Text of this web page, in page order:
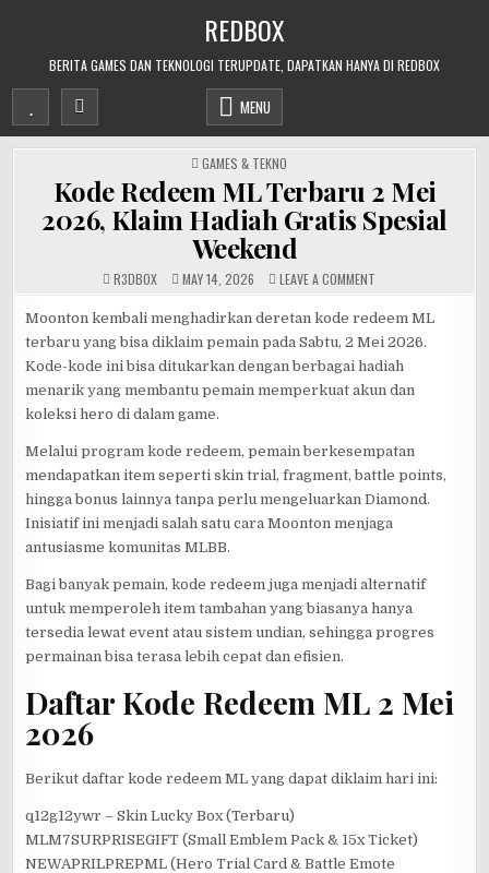
REDBOX
BERITA GAMES DAN TEKNOLOGI TERUPDATE, DAPATKAN HANYA DI REDBOX
MENU
POSTED
IN
GAMES & TEKNO
Kode Redeem ML Terbaru 2 Mei
2026, Klaim Hadiah Gratis Spesial
Weekend
R3DB0X MAY 14, 2026 LEAVE A COMMENT
ML
2
MEI
2026,
KLAIM
HADIAH
Moonton kembali menghadirkan deretan kode redeem ML
terbaru yang bisa diklaim pemain pada Sabtu, 2 Mei 2026.
Kode-kode ini bisa ditukarkan dengan berbagai hadiah
menarik yang membantu pemain memperkuat akun dan
koleksi hero di dalam game.
Melalui program kode redeem, pemain berkesempatan
mendapatkan item seperti skin trial, fragment, battle points,
hingga bonus lainnya tanpa perlu mengeluarkan Diamond.
Inisiatif ini menjadi salah satu cara Moonton menjaga
antusiasme komunitas MLBB.
Bagi banyak pemain, kode redeem juga menjadi alternatif
untuk memperoleh item tambahan yang biasanya hanya
tersedia lewat event atau sistem undian, sehingga progres
permainan bisa terasa lebih cepat dan efisien.
Daftar Kode Redeem ML 2 Mei
2026
Berikut daftar kode redeem ML yang dapat diklaim hari ini:
q12g12ywr – Skin Lucky Box (Terbaru)
MLM7SURPRISEGIFT (Small Emblem Pack & 15x Ticket)
NEWAPRILPREPML (Hero Trial Card & Battle Emote